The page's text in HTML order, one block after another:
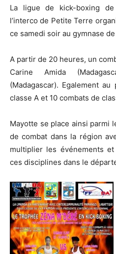
La ligue de kick-boxing de
l’interco de Petite Terre
ce samedi soir au gymnase
A partir de 20 heures, un
Carine Amida
(Madagascar). Egalement
classe A et 10 combats de
Mayotte se place ainsi parmi
de combat dans la région
multiplier les événements
ces disciplines dans le